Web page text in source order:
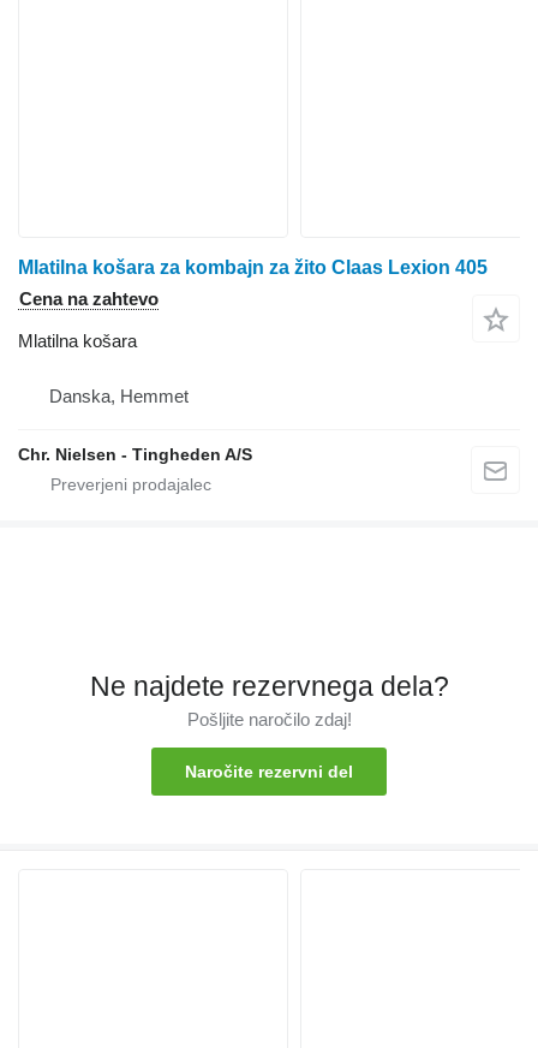
Mlatilna košara za kombajn za žito Claas Lexion 405
Cena na zahtevo
Mlatilna košara
Danska, Hemmet
Chr. Nielsen - Tingheden A/S
Ne najdete rezervnega dela?
Pošljite naročilo zdaj!
Naročite rezervni del